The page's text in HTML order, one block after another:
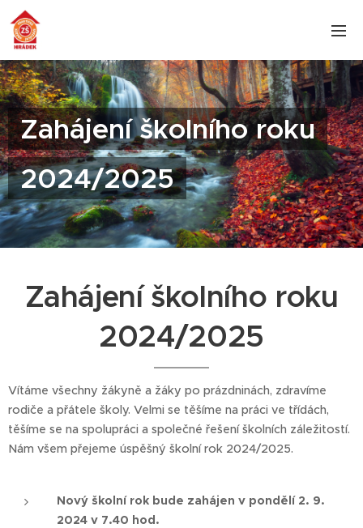
Zahájení školního roku
2024/2025
Zahájení školního roku
2024/2025
Vítáme všechny žákyně a žáky po prázdninách, zdravíme
rodiče a přátele školy. Velmi se těšíme na práci ve třídách,
těšíme se na spolupráci a společné řešení školních záležitostí.
Nám všem přejeme úspěšný školní rok 2024/2025.
Nový školní rok bude zahájen v pondělí 2. 9.
2024 v 7.40 hod.